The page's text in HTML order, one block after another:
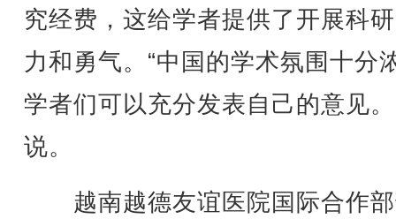
究经费，这给学者提供了开展科
力和勇气。“中国的学术氛围十分
学者们可以充分发表自己的意见
说。
越南越德友谊医院国际合作